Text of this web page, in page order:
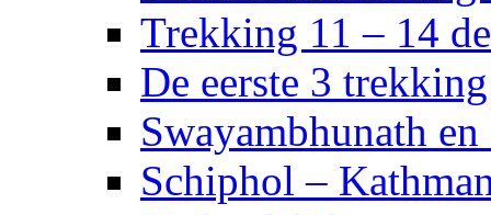
Trekking 11 – 14
De eerste 3
Swayambhunath
Schiphol –